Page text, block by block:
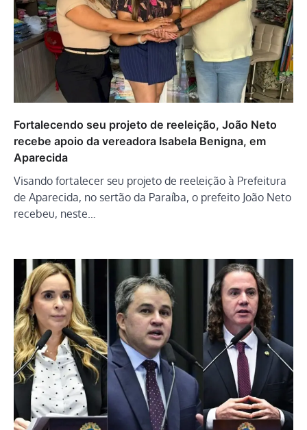
Fortalecendo seu projeto de reeleição, João Neto
recebe apoio da vereadora Isabela Benigna, em
Aparecida
Visando fortalecer seu projeto de reeleição à Prefeitura
de Aparecida, no sertão da Paraíba, o prefeito João Neto
recebeu, neste…